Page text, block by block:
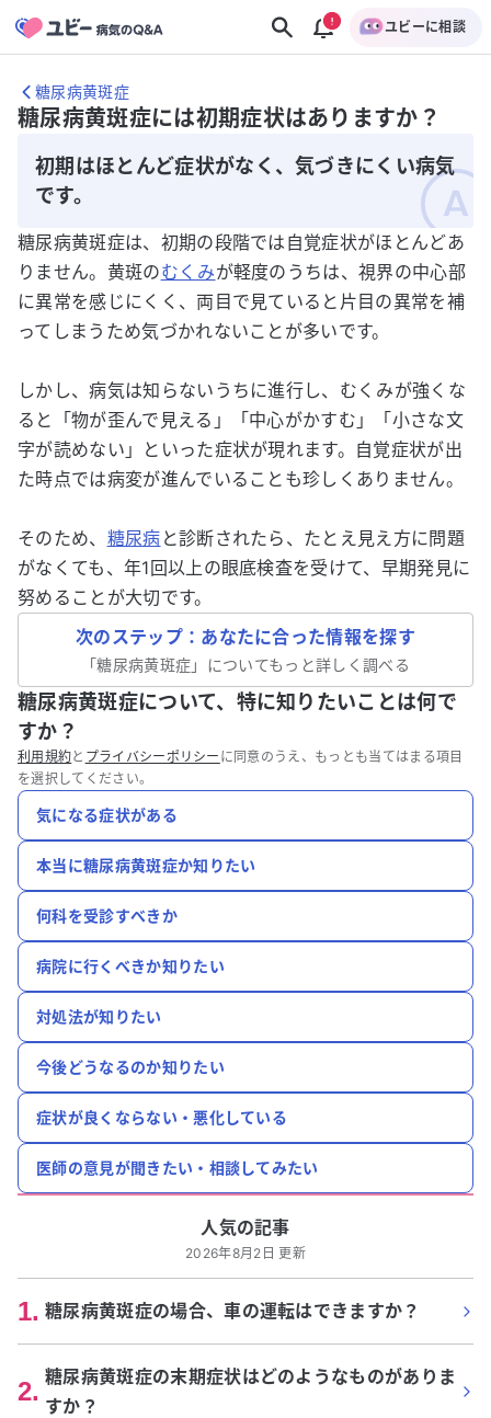
ユビーに相談
糖尿病黄斑症
糖尿病黄斑症には初期症状はありますか？
初期はほとんど症状がなく、気づきにくい病気
です。
糖尿病黄斑症は、初期の段階では自覚症状がほとんどあ
りません。黄斑のむくみが軽度のうちは、視界の中心部
に異常を感じにくく、両目で見ていると片目の異常を補
ってしまうため気づかれないことが多いです。
しかし、病気は知らないうちに進行し、むくみが強くな
ると「物が歪んで見える」「中心がかすむ」「小さな文
字が読めない」といった症状が現れます。自覚症状が出
た時点では病変が進んでいることも珍しくありません。
そのため、 糖尿病 と診断されたら、たとえ見え方に問題
がなくても、年1回以上の眼底検査を受けて、早期発見に
努めることが大切です。
次のステップ：あなたに合った情報を探す
「糖尿病黄斑症 」についてもっと詳しく調べる
糖尿病黄斑症について、特に知りたいことは何で
すか？
利用規約と プライバシーポリシー に同意のうえ、もっとも当てはまる項目
を選択してください。
気になる症状がある
本当に糖尿病黄斑症か知りたい
何科を受診すべきか
病院に行くべきか知りたい
対処法が知りたい
今後どうなるのか知りたい
症状が良くならない・悪化している
医師の意見が聞きたい・相談してみたい
人気の記事
2026年8月2日 更新
1. 糖尿病黄斑症の場合、車の運転はできますか？
2. 糖尿病黄斑症の末期症状はどのようなものがありま
すか？